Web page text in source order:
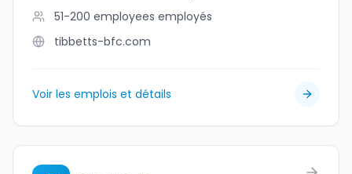
51-200 employees employés
tibbetts-bfc.com
Voir les emplois et détails